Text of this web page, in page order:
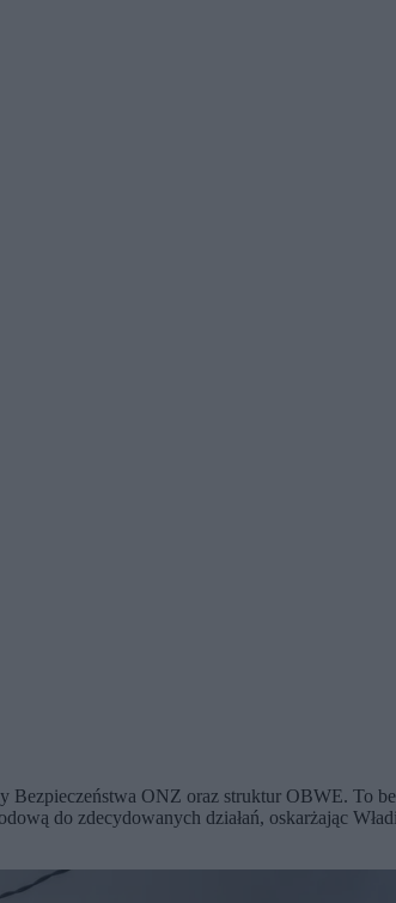
Bezpieczeństwa ONZ oraz struktur OBWE. To
do zdecydowanych działań, oskarżając